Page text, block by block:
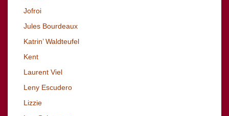
Jofroi
Jules Bourdeaux
Katrin’ Waldteufel
Kent
Laurent Viel
Leny Escudero
Lizzie